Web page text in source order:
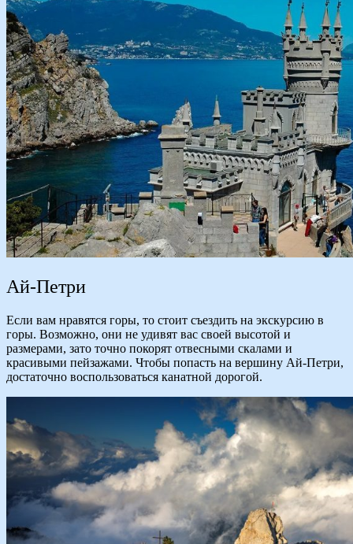
Ай-Петри
Если вам нравятся горы, то стоит съездить на экскурсию в
горы. Возможно, они не удивят вас своей высотой и
размерами, зато точно покорят отвесными скалами и
красивыми пейзажами. Чтобы попасть на вершину Ай-Петри,
достаточно воспользоваться канатной дорогой.